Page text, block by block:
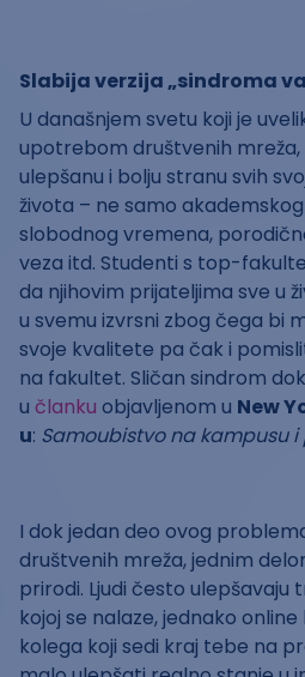
Slabija verzija „sindroma
U današnjem svetu koji je
upotrebom društvenih
ulepšanu i bolju stranu svih
života – ne samo
slobodnog vremena,
veza itd. Studenti s top-
da njihovim prijateljima sve u
u svemu izvrsni zbog čega bi
svoje kvalitete pa čak i
na fakultet. Sličan sindrom
u članku objavljenom u New
u: Samoubistvo na kampusu
I dok jedan deo ovog
društvenih mreža, jednim
prirodi. Ljudi često ulepšavaju
kojoj se nalaze, jednako online
kolega koji sedi kraj tebe na